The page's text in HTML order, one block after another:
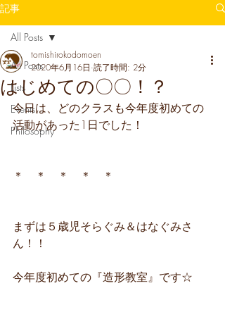
記事
All Posts
Lists
Events
Philosophy
All Posts
はじめての〇〇！？
tomishirokodomoen
2020年6月16日 読了時間: 2分
今日は、どのクラスも今年度初めての
活動があった1日でした！
＊　＊　＊　＊　＊
まずは５歳児そらぐみ＆はなぐみさ
ん！！
今年度初めての『造形教室』です☆